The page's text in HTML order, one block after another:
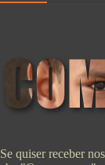
Se quiser receber